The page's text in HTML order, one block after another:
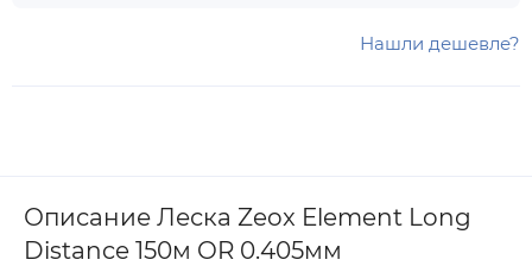
Нашли дешевле?
Описание Леска Zeox Element Long
Distance 150м OR 0.405мм